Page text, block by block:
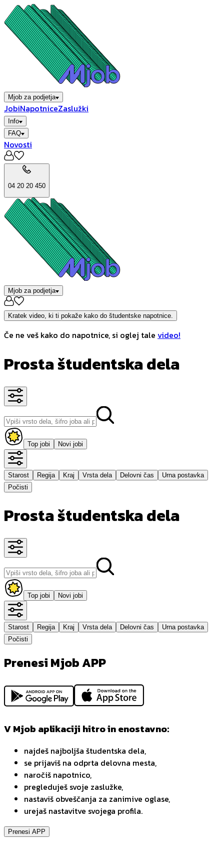
Mjob za podjetja
JobiNapotniceZaslužki
Info
FAQ
Novosti
04 20 20 450
Mjob za podjetja
Kratek video, ki ti pokaže kako do študentske napotnice.
Če ne veš kako do napotnice, si oglej tale video!
Prosta študentska dela
Top jobi Novi jobi
Starost Regija Kraj Vrsta dela Delovni čas
Urna postavka
Počisti
Prosta študentska dela
Top jobi Novi jobi
Starost Regija Kraj Vrsta dela Delovni čas
Urna postavka
Počisti
Prenesi Mjob APP
V Mjob aplikaciji hitro in enostavno:
najdeš najboljša študentska dela,
se prijaviš na odprta delovna mesta,
naročiš napotnico,
pregleduješ svoje zaslužke,
nastaviš obveščanja za zanimive oglase,
urejaš nastavitve svojega profila.
Prenesi APP